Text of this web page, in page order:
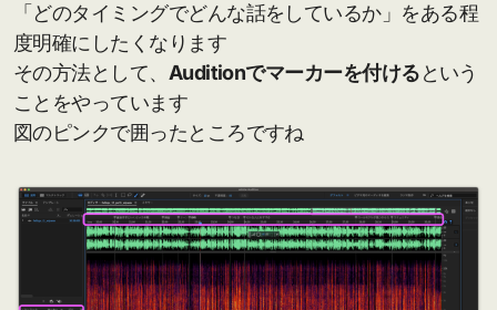
「どのタイミングでどんな話をしているか」をある程
度明確にしたくなります
その方法として、 Auditionでマーカーを付けるという
ことをやっています
図のピンクで囲ったところですね